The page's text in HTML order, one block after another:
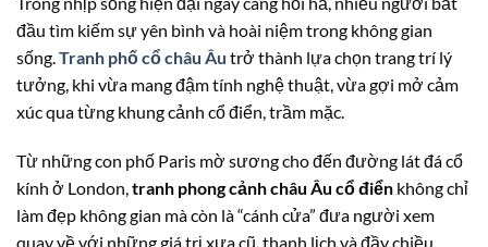
đầu tìm kiếm sự yên bình và hoài niệm trong không gian
sống. Tranh phố cổ châu Âu trở thành lựa chọn trang trí lý
tưởng, khi vừa mang đậm tính nghệ thuật, vừa gợi mở cảm
xúc qua từng khung cảnh cổ điển, trầm mặc.
Từ những con phố Paris mờ sương cho đến đường lát đá cổ
kính ở London,tranh phong cảnh châu Âu cổ điển không chỉ
làm đẹp không gian mà còn là “cánh cửa” đưa người xem
quay về với những giá trị xưa cũ, thanh lịch và đầy chiều